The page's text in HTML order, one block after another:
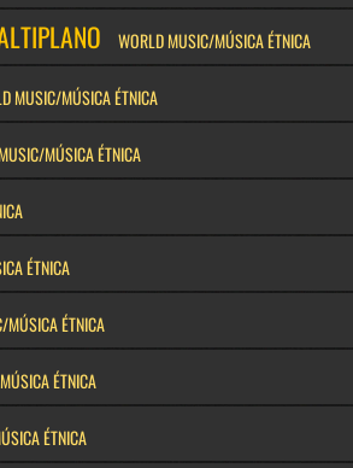
WORLD MUSIC/MÚSICA ÉTNICA
MUSIC/MÚSICA ÉTNICA
MÚSICA ÉTNICA
ÉTNICA
MÚSICA ÉTNICA
ÉTNICA
ÉTNICA